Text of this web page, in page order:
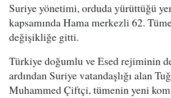
Suriye yönetimi, orduda yürüttüğü
kapsamında Hama merkezli 62.
değişikliğe gitti.
Türkiye doğumlu ve Esed rejiminin
ardından Suriye vatandaşlığı alan
Muhammed Çiftçi, tümenin yeni